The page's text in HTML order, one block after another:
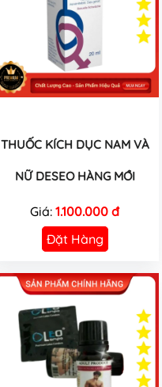
THUỐC KÍCH DỤC NAM VÀ
NỮ DESEO HÀNG MỚI
Giá: 1.100.000 đ
Đặt Hàng